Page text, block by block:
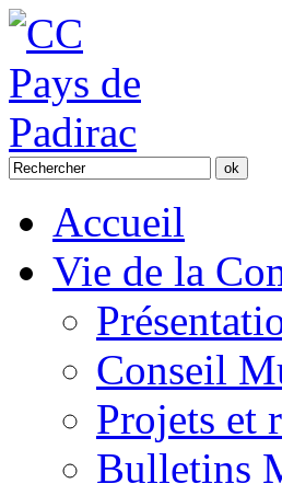
Accueil
Vie de la
Conseil
Projets et
Bulletins